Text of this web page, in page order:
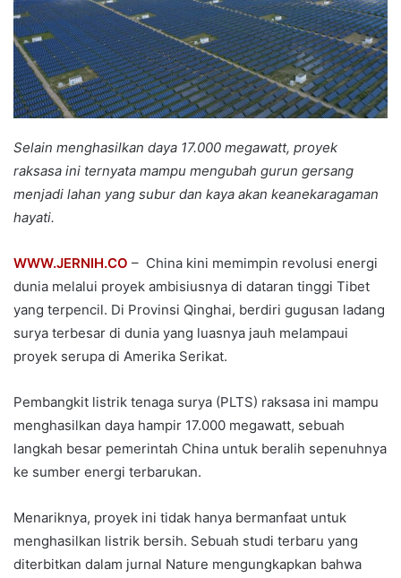
Selain menghasilkan daya 17.000 megawatt, proyek
raksasa ini ternyata mampu mengubah gurun gersang
menjadi lahan yang subur dan kaya akan keanekaragaman
hayati.
WWW.JERNIH.CO – China kini memimpin revolusi energi
dunia melalui proyek ambisiusnya di dataran tinggi Tibet
yang terpencil. Di Provinsi Qinghai, berdiri gugusan ladang
surya terbesar di dunia yang luasnya jauh melampaui
proyek serupa di Amerika Serikat.
Pembangkit listrik tenaga surya (PLTS) raksasa ini mampu
menghasilkan daya hampir 17.000 megawatt, sebuah
langkah besar pemerintah China untuk beralih sepenuhnya
ke sumber energi terbarukan.
Menariknya, proyek ini tidak hanya bermanfaat untuk
menghasilkan listrik bersih. Sebuah studi terbaru yang
diterbitkan dalam jurnal Nature mengungkapkan bahwa